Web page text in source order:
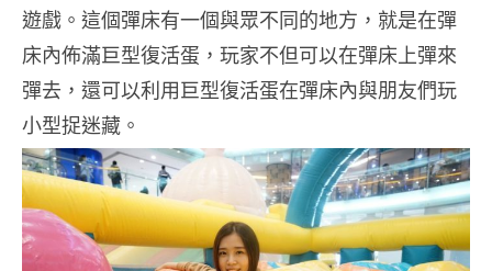
遊戲。這個彈床有一個與眾不同的地方，就是在彈
床內佈滿巨型復活蛋，玩家不但可以在彈床上彈來
彈去，還可以利用巨型復活蛋在彈床內與朋友們玩
小型捉迷藏。